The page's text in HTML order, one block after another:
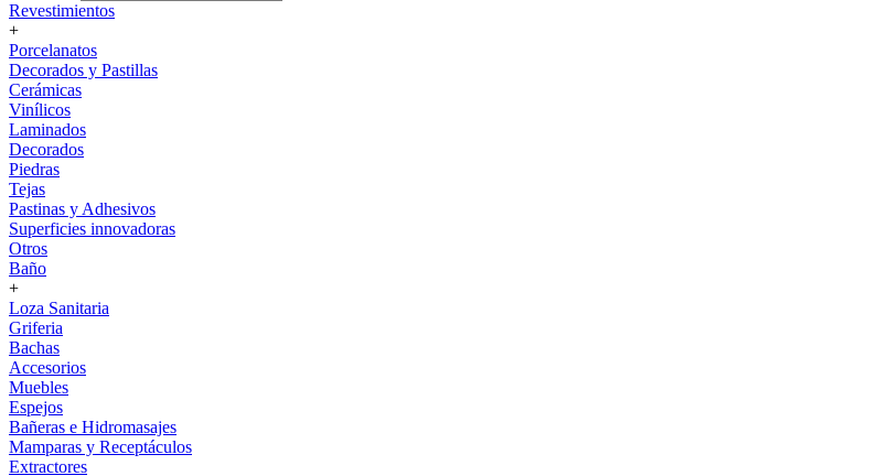
Revestimientos
+
Porcelanatos
Decorados y Pastillas
Cerámicas
Vinílicos
Laminados
Decorados
Piedras
Tejas
Pastinas y Adhesivos
Superficies innovadoras
Otros
Baño
+
Loza Sanitaria
Griferia
Bachas
Accesorios
Muebles
Espejos
Bañeras e Hidromasajes
Mamparas y Receptáculos
Extractores